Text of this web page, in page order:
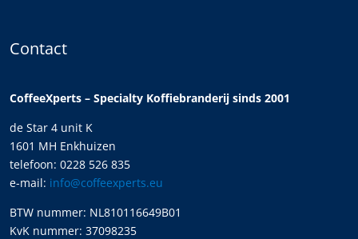
Contact
CoffeeXperts – Specialty Koffiebranderij sinds 2001
de Star 4 unit K
1601 MH Enkhuizen
telefoon: 0228 526 835
e-mail: info@coffeexperts.eu
BTW nummer: NL810116649B01
KvK nummer: 37098235